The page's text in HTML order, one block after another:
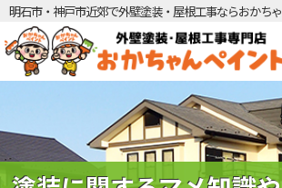
明石市・神戸市近郊で外壁塗装・屋根工事ならおかち